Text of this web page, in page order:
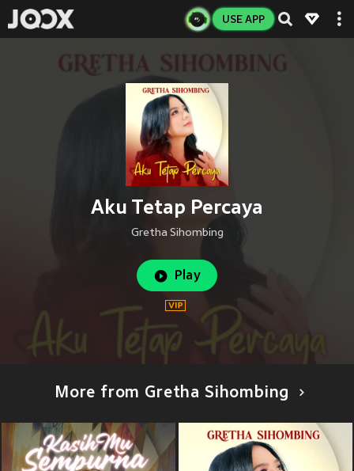
USE APP
Aku Tetap Percaya
Gretha Sihombing
Play
More from Gretha Sihombing